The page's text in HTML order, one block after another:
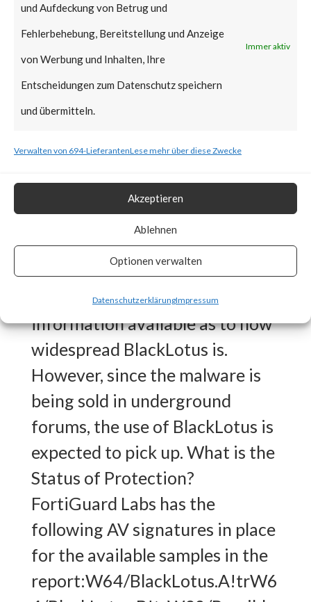
und Aufdeckung von Betrug und
Fehlerbehebung, Bereitstellung und Anzeige
von Werbung und Inhalten, Ihre
Entscheidungen zum Datenschutz speichern
und übermitteln.
Immer aktiv
Verwalten von 694-LieferantenLese mehr über diese Zwecke
Akzeptieren
Ablehnen
Optionen verwalten
DatenschutzerklärungImpressum
Tuesday January 2022,
reportedly it can still be
exploitable as the affected
signed binaries are not yet in
the UEFI revocation
list.According to ESET,
machines’ locales are set to
Armenia, Belarus, Kazakhstan,
Moldova, Russia, and
Ukraine.How Widespread is
BlackLotus?There is no
information available as to how
widespread BlackLotus is.
However, since the malware is
being sold in underground
forums, the use of BlackLotus is
expected to pick up. What is the
Status of Protection?
FortiGuard Labs has the
following AV signatures in place
for the available samples in the
report:W64/BlackLotus.A!trW6